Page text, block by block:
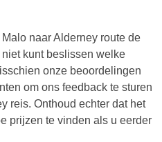
naar Alderney route de
kunt beslissen welke
onze beoordelingen
om ons feedback te sturen
reis. Onthoud echter dat het
prijzen te vinden als u eerder